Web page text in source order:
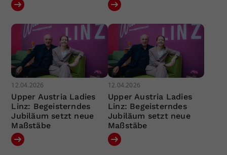
12.04.2026
Upper Austria Ladies
Linz: Begeisterndes
Jubiläum setzt neue
Maßstäbe
12.04.2026
Upper Austria Ladies
Linz: Begeisterndes
Jubiläum setzt neue
Maßstäbe